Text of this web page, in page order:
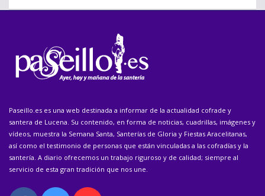
Paseillo.es es una web destinada a informar de la actualidad cofrade y
santera de Lucena. Su contenido, en forma de noticias, cuadrillas, imágenes y
vídeos, muestra la Semana Santa, Santerías de Gloria y Fiestas Aracelitanas,
así como el testimonio de personas que están vinculadas a las cofradías y la
santería. A diario ofrecemos un trabajo riguroso y de calidad; siempre al
servicio de esta gran tradición que nos une.